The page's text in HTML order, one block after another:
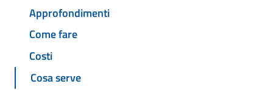
Approfondimenti
Come fare
Costi
Cosa serve